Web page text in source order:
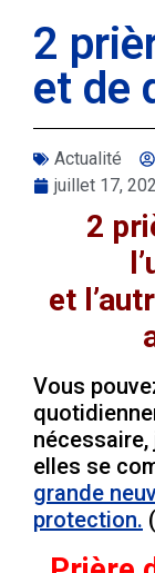
2
et de
Actualité
juillet 17,
2
et
Vous
nécessaire,
elles se
grande
protection.